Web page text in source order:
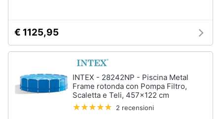
€ 1125,95
INTEX - 28242NP - Piscina Metal
Frame rotonda con Pompa Filtro,
Scaletta e Teli, 457x122 cm
2 recensioni